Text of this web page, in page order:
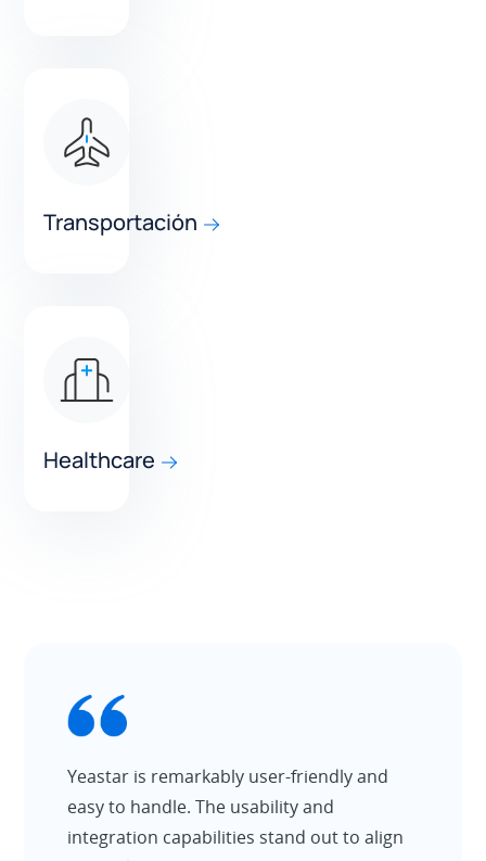
Transportación
Healthcare
Yeastar is remarkably user-friendly and
easy to handle. The usability and
integration capabilities stand out to align